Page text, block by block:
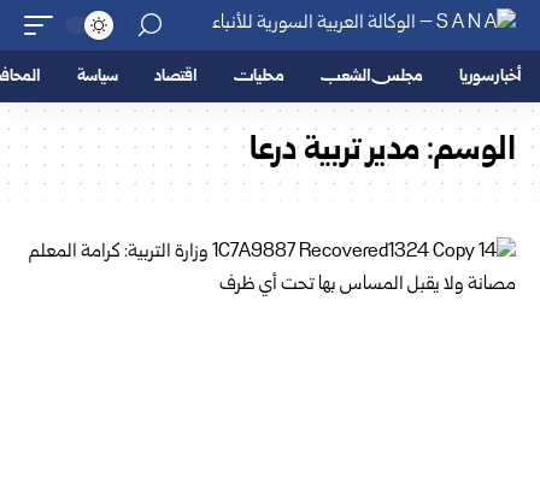
أخبار سوريا مجلس الشعب محليات اقتصاد سياسة
الوسم:مدير تربية درعا